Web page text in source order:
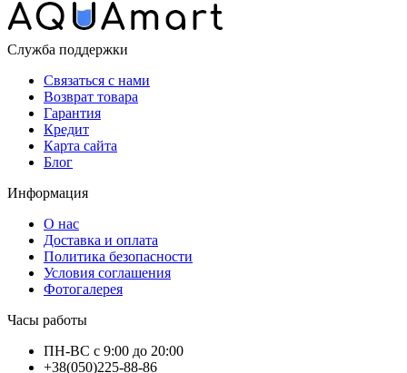
Служба поддержки
Связаться с нами
Возврат товара
Гарантия
Кредит
Карта сайта
Блог
Информация
О нас
Доставка и оплата
Политика безопасности
Условия соглашения
Фотогалерея
Часы работы
ПН-ВС с 9:00 до 20:00
+38(050)225-88-86